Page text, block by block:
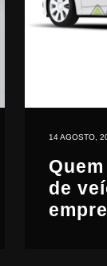
14 AGOSTO,
de